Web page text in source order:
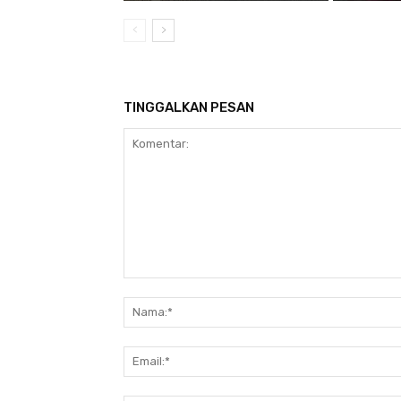
TINGGALKAN PESAN